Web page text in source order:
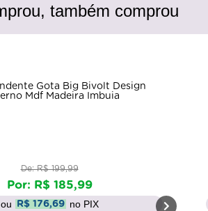
também comprou
Gota Big Bivolt Design
Mdf Madeira Imbuia
De: R$ 199,99
Por: R$ 185,99
ou R$ 176,69 no PIX